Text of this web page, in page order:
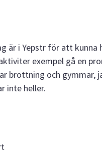
är i Yepstr för att
exempel gå en
brottning och gymmar,
inte heller.